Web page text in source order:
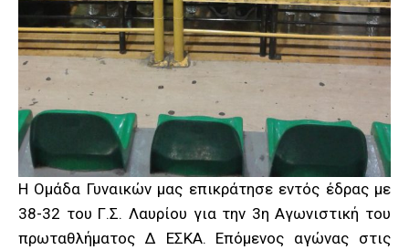
Η Ομάδα Γυναικών μας επικράτησε εντός έδρας με
38-32 του Γ.Σ. Λαυρίου για την 3η Αγωνιστική του
πρωταθλήματος Δ ΕΣΚΑ. Επόμενος αγώνας στις